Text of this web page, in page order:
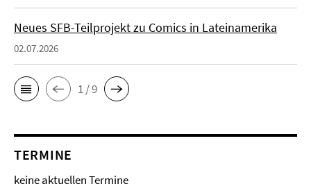
Neues SFB-Teilprojekt zu Comics in Lateinamerika
02.07.2026
1 / 9
TERMINE
keine aktuellen Termine